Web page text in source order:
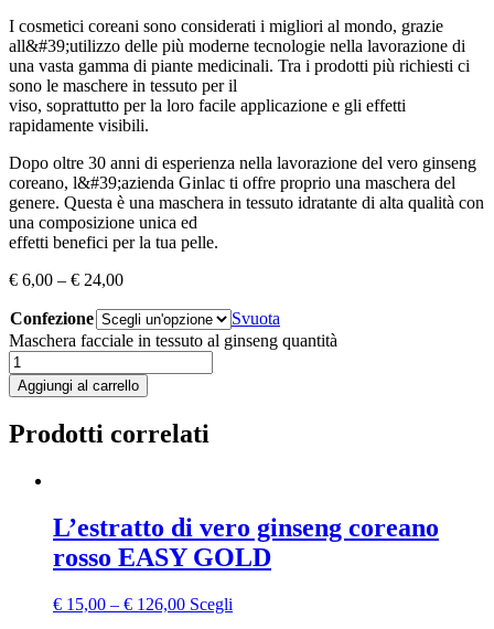
I cosmetici coreani sono considerati i migliori al mondo, grazie
all&#39;utilizzo delle più moderne tecnologie nella lavorazione di
una vasta gamma di piante medicinali. Tra i prodotti più richiesti ci
sono le maschere in tessuto per il
viso, soprattutto per la loro facile applicazione e gli effetti
rapidamente visibili.
Dopo oltre 30 anni di esperienza nella lavorazione del vero ginseng
coreano, l&#39;azienda Ginlac ti offre proprio una maschera del
genere. Questa è una maschera in tessuto idratante di alta qualità con
una composizione unica ed
effetti benefici per la tua pelle.
€ 6,00 – € 24,00
Confezione
Svuota
Maschera facciale in tessuto al ginseng quantità
Aggiungi al carrello
Prodotti correlati
L’estratto di vero ginseng coreano
rosso EASY GOLD
€ 15,00 – € 126,00 Scegli